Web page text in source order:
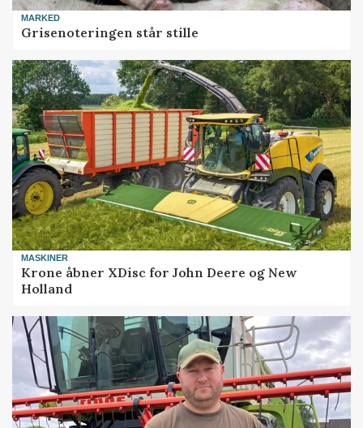
MARKED
Grisenoteringen står stille
MASKINER
Krone åbner XDisc for John Deere og New
Holland